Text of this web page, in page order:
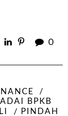
0
BPKB
PINDAH